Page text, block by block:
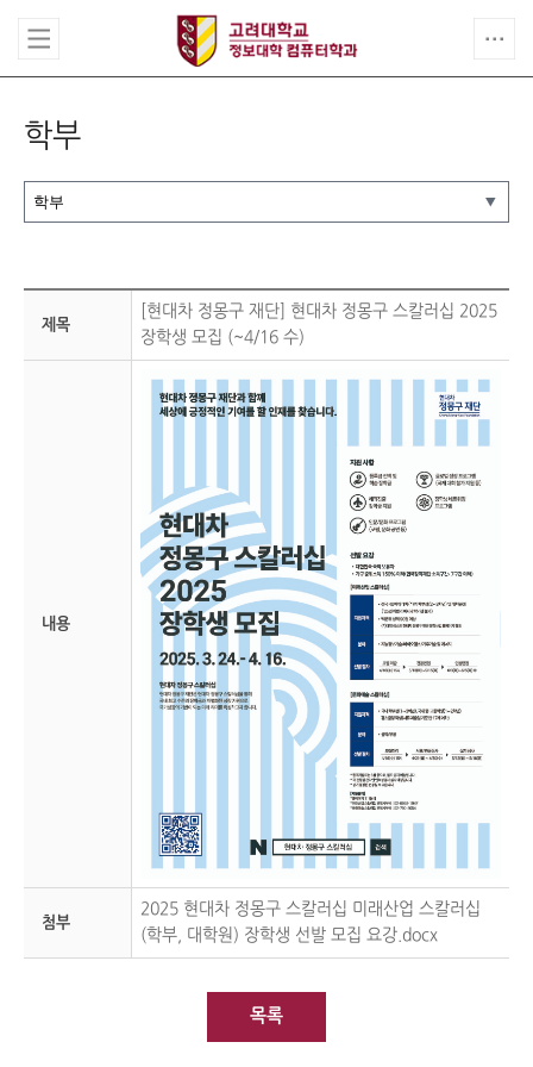
학부
제목
[현대차 정몽구 재단] 현대차 정몽구 스칼러십 2025
장학생 모집 (~4/16 수)
내용
첨부
2025 현대차 정몽구 스칼러십 미래산업 스칼러십
(학부, 대학원) 장학생 선발 모집 요강.docx
목록